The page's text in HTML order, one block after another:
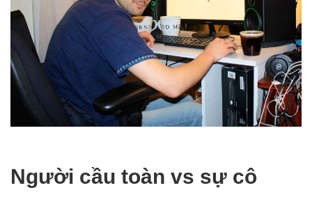
Người cầu toàn vs sự cô